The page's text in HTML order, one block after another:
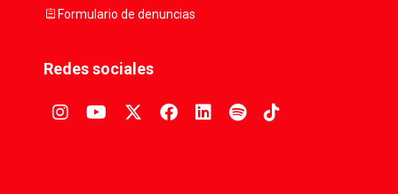
assignmentFormulario de denuncias
Redes sociales